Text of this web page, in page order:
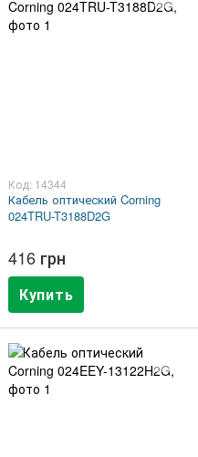
Код: 14344
Кабель оптический Corning
024TRU-T3188D2G
416 грн
Купить